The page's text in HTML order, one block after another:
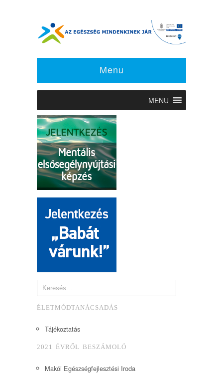
Menu
MENU
ÉLETMÓDTANÁCSADÁS
Tájékoztatás
2021 ÉVRŐL BESZÁMOLÓ
Makói Egészségfejlesztési Iroda